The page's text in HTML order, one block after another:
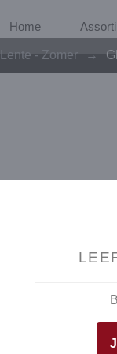
Home
Lente - Zomer →